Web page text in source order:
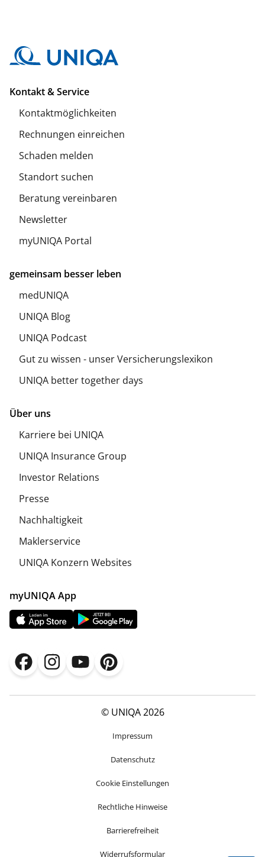
Kontakt & Service
Kontaktmöglichkeiten
Rechnungen einreichen
Schaden melden
Standort suchen
Beratung vereinbaren
Newsletter
myUNIQA Portal
gemeinsam besser leben
medUNIQA
UNIQA Blog
UNIQA Podcast
Gut zu wissen - unser Versicherungslexikon
UNIQA better together days
Über uns
Karriere bei UNIQA
UNIQA Insurance Group
Investor Relations
Presse
Nachhaltigkeit
Maklerservice
UNIQA Konzern Websites
myUNIQA App
© UNIQA 2026
Impressum
Datenschutz
Cookie Einstellungen
Rechtliche Hinweise
Barrierefreiheit
Widerrufsformular